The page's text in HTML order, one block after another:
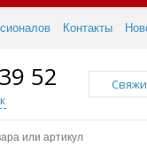
Контакты
52